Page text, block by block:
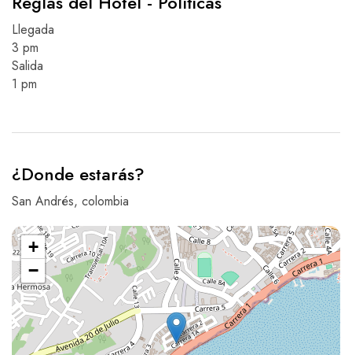
Llegada
3 pm
Salida
1 pm
¿Donde estarás?
San Andrés, colombia
+
−